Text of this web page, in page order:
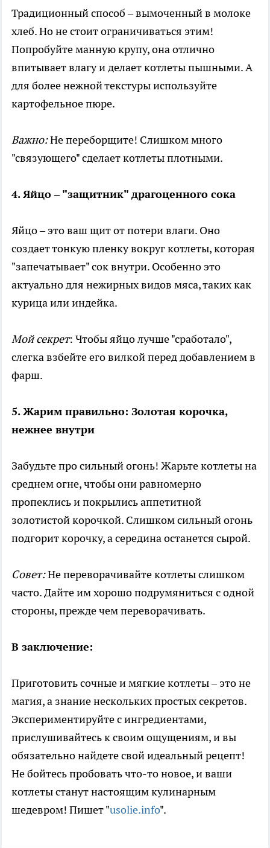
Традиционный способ – вымоченный в молоке
хлеб. Но не стоит ограничиваться этим!
Попробуйте манную крупу, она отлично
впитывает влагу и делает котлеты пышными. А
для более нежной текстуры используйте
картофельное пюре.
Важно:Не переборщите! Слишком много
"связующего" сделает котлеты плотными.
4. Яйцо – "защитник" драгоценного сока
Яйцо – это ваш щит от потери влаги. Оно
создает тонкую пленку вокруг котлеты, которая
"запечатывает" сок внутри. Особенно это
актуально для нежирных видов мяса, таких как
курица или индейка.
Мой секрет: Чтобы яйцо лучше "сработало",
слегка взбейте его вилкой перед добавлением в
фарш.
5. Жарим правильно: Золотая корочка,
нежнее внутри
Забудьте про сильный огонь! Жарьте котлеты на
среднем огне, чтобы они равномерно
пропеклись и покрылись аппетитной
золотистой корочкой. Слишком сильный огонь
подгорит корочку, а середина останется сырой.
Совет:Не переворачивайте котлеты слишком
часто. Дайте им хорошо подрумяниться с одной
стороны, прежде чем переворачивать.
В заключение:
Приготовить сочные и мягкие котлеты – это не
магия, а знание нескольких простых секретов.
Экспериментируйте с ингредиентами,
прислушивайтесь к своим ощущениям, и вы
обязательно найдете свой идеальный рецепт!
Не бойтесь пробовать что-то новое, и ваши
котлеты станут настоящим кулинарным
шедевром! Пишет "usolie.info".